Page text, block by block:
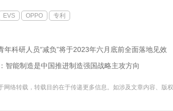
EVS OPPO 专利
年科研人员“减负”将于2023年六月底前全面落地见效
智能制造是中国推进制造强国战略主攻方向
网络转载，转载目的在于传递更多信息。如涉及文章内容、